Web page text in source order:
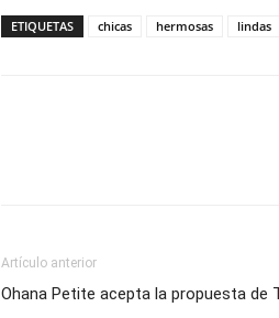
ETIQUETAS chicas hermosas lindas
Artículo anterior
Ohana Petite acepta la propuesta de